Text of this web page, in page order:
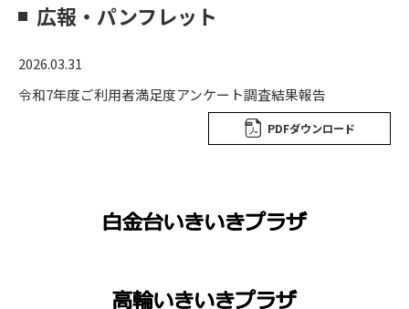
広報・パンフレット
2026.03.31
令和7年度ご利用者満足度アンケート調査結果報告
PDFダウンロード